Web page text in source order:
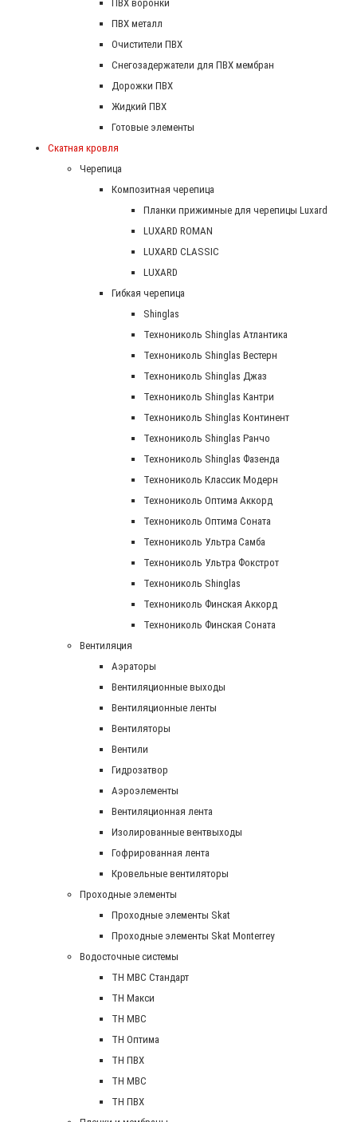
ПВХ воронки
ПВХ металл
Очистители ПВХ
Снегозадержатели для ПВХ мембран
Дорожки ПВХ
Жидкий ПВХ
Готовые элементы
Скатная кровля
Черепица
Композитная черепица
Планки прижимные для черепицы Luxard
LUXARD ROMAN
LUXARD CLASSIC
LUXARD
Гибкая черепица
Shinglas
Технониколь Shinglas Атлантика
Технониколь Shinglas Вестерн
Технониколь Shinglas Джаз
Технониколь Shinglas Кантри
Технониколь Shinglas Континент
Технониколь Shinglas Ранчо
Технониколь Shinglas Фазенда
Технониколь Классик Модерн
Технониколь Оптима Аккорд
Технониколь Оптима Соната
Технониколь Ультра Самба
Технониколь Ультра Фокстрот
Технониколь Shinglas
Технониколь Финская Аккорд
Технониколь Финская Соната
Вентиляция
Аэраторы
Вентиляционные выходы
Вентиляционные ленты
Вентиляторы
Вентили
Гидрозатвор
Аэроэлементы
Вентиляционная лента
Изолированные вентвыходы
Гофрированная лента
Кровельные вентиляторы
Проходные элементы
Проходные элементы Skat
Проходные элементы Skat Monterrey
Водосточные системы
TH MBC Стандарт
TH Макси
TH МВС
TH Оптима
TH ПВХ
ТН МВС
ТН ПВХ